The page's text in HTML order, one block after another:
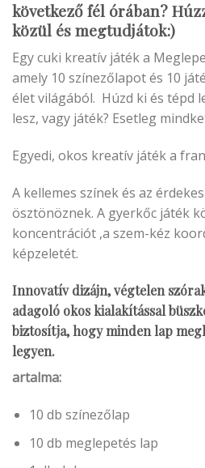
következő fél órában?
közül és megtudjátok:)
Egy cuki kreatív játék a
amely 10 színezőlapot és 10
élet világából. Húzd ki és tépd
lesz, vagy játék? Esetleg
Egyedi, okos kreatív játék a
A kellemes színek és az
ösztönöznek. A gyerkőc játék
koncentrációt ,a szem-kéz
képzeletét.
Innovatív dizájn, végtelen
adagoló okos kialakítással
biztosítja, hogy minden lap
legyen.
artalma:
10 db színezőlap
10 db meglepetés lap